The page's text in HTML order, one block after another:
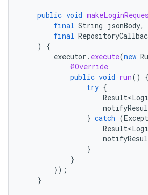
public void
final String jsonBody,
final
)
{
executor . execute(new
@Override
public void run()
{
try {
} catch (
}
}
});
}